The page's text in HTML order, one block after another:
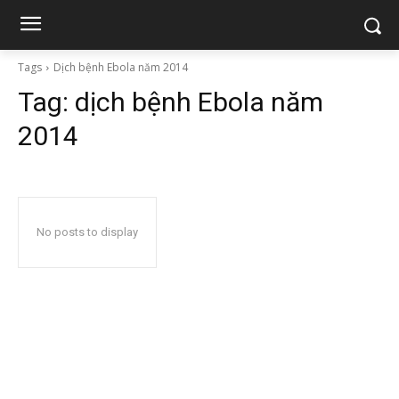
Tags Dịch bệnh Ebola năm 2014
Tag: dịch bệnh Ebola năm
2014
No posts to display